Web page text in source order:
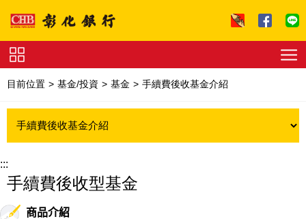
證
券
收
費
標
準
理
算
友
連
目前位置 基金/投資 基金 手續費後收基金介紹
:::
手續費後收型基金
商品介紹